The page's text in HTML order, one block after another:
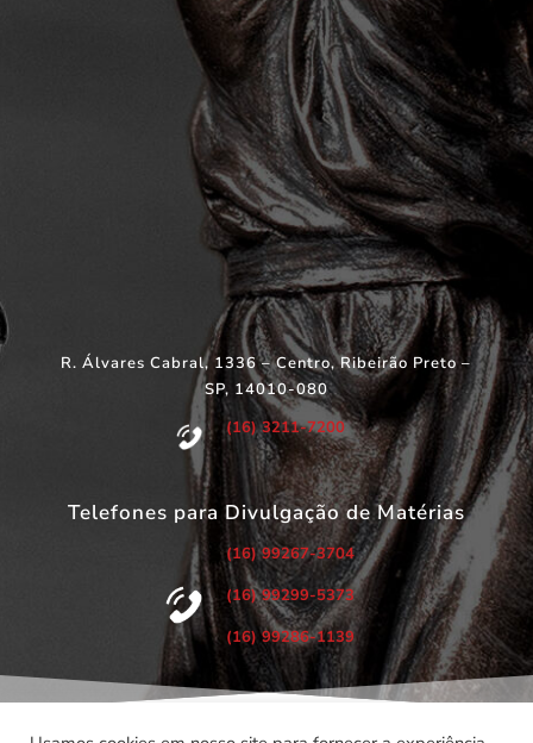
R. Álvares Cabral, 1336 – Centro, Ribeirão Preto –
SP, 14010-080
(16) 3211-7200
Telefones para Divulgação de Matérias
(16) 99267-3704
(16) 99299-5373
(16) 99286-1139